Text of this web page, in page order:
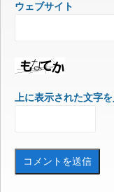
ウェブサイト
上に表示された文字